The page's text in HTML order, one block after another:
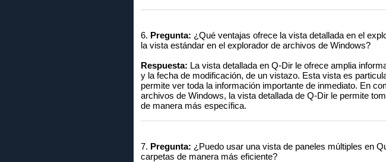
6. Pregunta: ¿Qué ventajas ofrece la vista detallada en el
la vista estándar en el explorador de archivos de Windows?
Respuesta: La vista detallada en Q-Dir le ofrece amplia
y la fecha de modificación, de un vistazo. Esta vista es
permite ver toda la información importante de inmediato. En
archivos de Windows, la vista detallada de Q-Dir le permite
de manera más específica.
7. Pregunta: ¿Puedo usar una vista de paneles múltiples en
carpetas de manera más eficiente?